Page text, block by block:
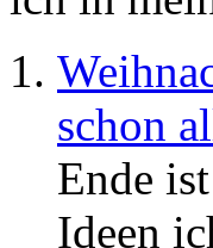
schon
Ende
Ideen